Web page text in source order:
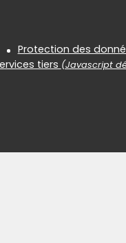
Protection des
tiers (Javascript